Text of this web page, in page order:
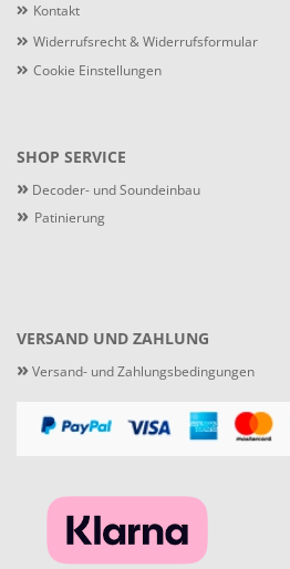
Kontakt
Widerrufsrecht & Widerrufsformular
Cookie Einstellungen
SHOP SERVICE
» Decoder- und Soundeinbau
» Patinierung
VERSAND UND ZAHLUNG
» Versand- und Zahlungsbedingungen